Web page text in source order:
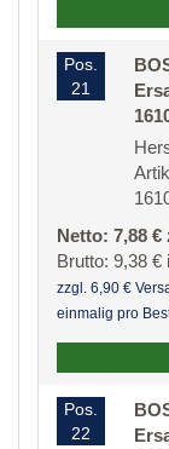
Pos.
21
Netto: 7,88
Brutto: 9,38 €
zzgl. 6,90 €
einmalig pro
Pos.
22